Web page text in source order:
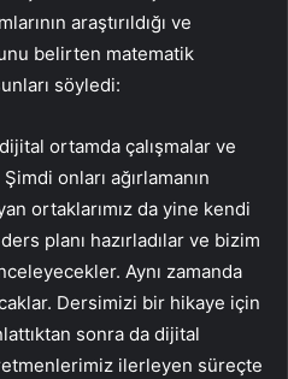
araştırıldığı ve
belirten matematik
söyledi:
ortamda çalışmalar ve
onları ağırlamanın
ortaklarımız da yine kendi
planı hazırladılar ve bizim
Aynı zamanda
Dersimizi bir hikaye için
sonra da dijital
ilerleyen süreçte